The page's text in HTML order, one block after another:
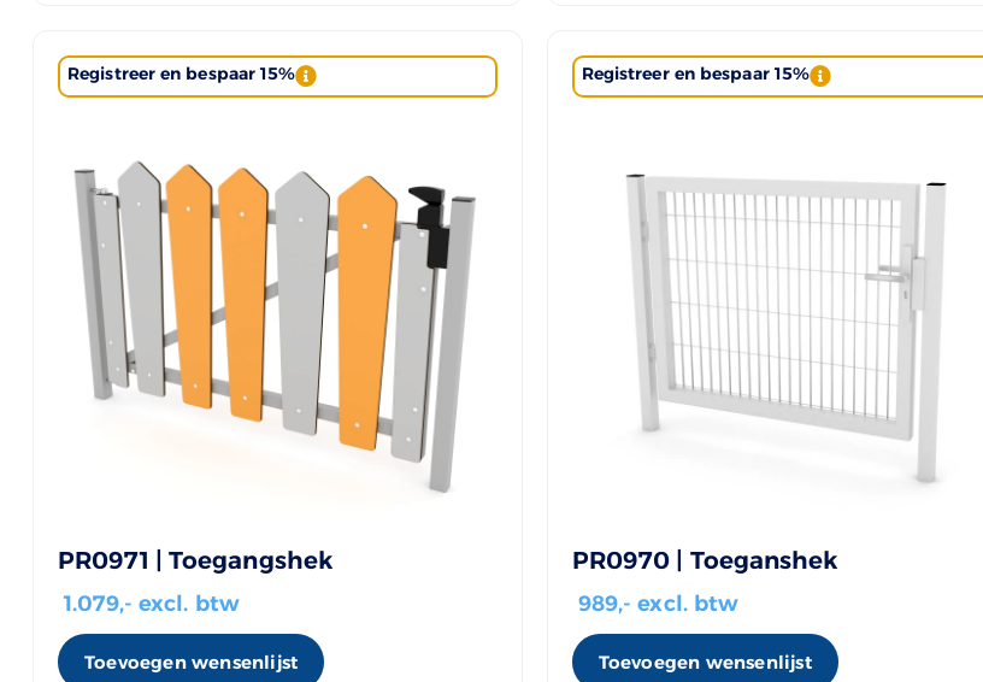
Registreer en bespaar 15%
PR0971 | Toegangshek
1.079,- excl. btw
Toevoegen wensenlijst
Registreer en bespaar 15%
PR0970 | Toeganshek
989,- excl. btw
Toevoegen wensenlijst